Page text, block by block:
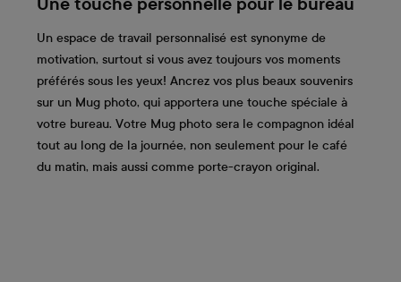
Une touche personnelle pour le bureau
Un espace de travail personnalisé est synonyme de
motivation, surtout si vous avez toujours vos moments
préférés sous les yeux! Ancrez vos plus beaux souvenirs
sur un Mug photo, qui apportera une touche spéciale à
votre bureau. Votre Mug photo sera le compagnon idéal
tout au long de la journée, non seulement pour le café
du matin, mais aussi comme porte-crayon original.